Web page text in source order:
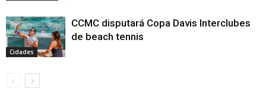
Cidades
CCMC disputará Copa Davis Interclubes
de beach tennis